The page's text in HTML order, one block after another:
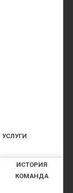
ИСТОРИЯ
КОМАНДА
УСЛУГИ